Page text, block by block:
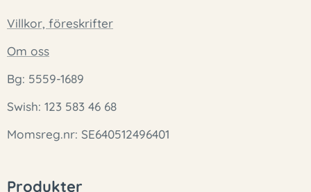
Villkor, föreskrifter
Om oss
Bg: 5559-1689
Swish: 123 583 46 68
Momsreg.nr: SE640512496401
Produkter